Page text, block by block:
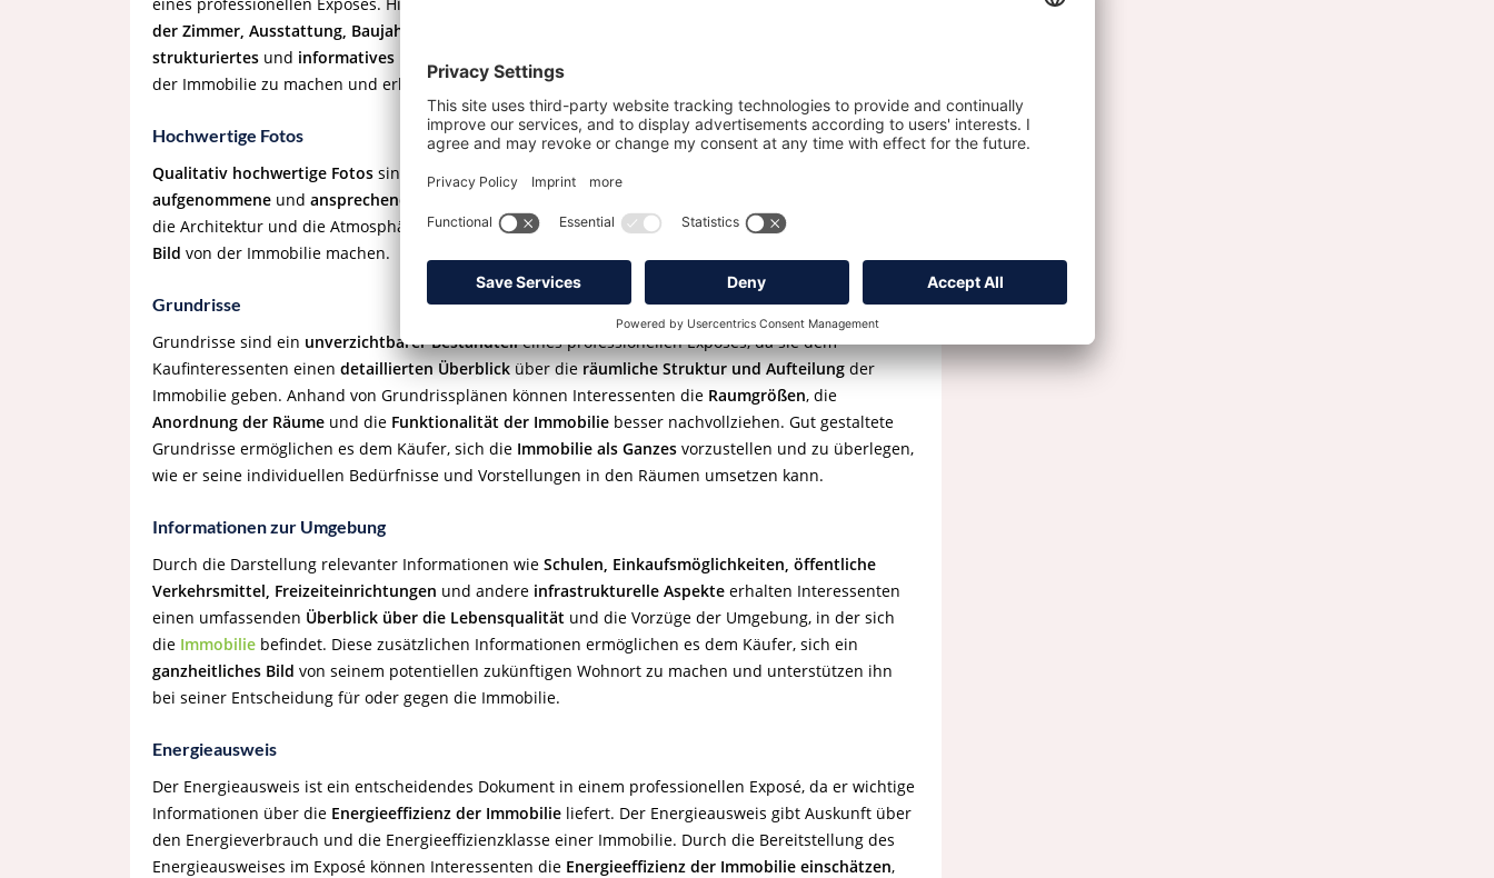
der Zimmer, Ausstattung, Baujahr und Besonderheiten
strukturiertes und informatives Exposé
der Immobilie zu machen und erleichtert ihm dieEntscheidungsfindung
Hochwertige Fotos
Qualitativ hochwertige Fotos sind ein wesentlicher Bestandteil eines professionellen Exposés.
aufgenommene und ansprechend präsentierte Fotos
die Architektur und die Atmosphäre der Immobilie. Potenzielle Käufer können sich so ein
Bild von der Immobilie machen.
Grundrisse
Grundrisse sind ein unverzichtbarer Bestandteileines professionellen Exposés, da sie dem
Kaufinteressenten einen detaillierten Überblicküber dieräumliche Struktur und Aufteilungder
Immobilie geben. Anhand von Grundrissplänen können Interessenten die Raumgrößen, die
Anordnung der Räume und die Funktionalität der Immobilie besser nachvollziehen. Gut gestaltete
Grundrisse ermöglichen es dem Käufer, sich die Immobilie als Ganzes vorzustellen und zu überlegen,
wie er seine individuellen Bedürfnisse und Vorstellungen in den Räumen umsetzen kann.
Informationen zur Umgebung
Durch die Darstellung relevanter Informationen wie Schulen, Einkaufsmöglichkeiten, öffentliche
Verkehrsmittel, Freizeiteinrichtungen und andere infrastrukturelle Aspekte erhalten Interessenten
einen umfassenden Überblick über die Lebensqualität und die Vorzüge der Umgebung, in der sich
die Immobilie befindet. Diese zusätzlichen Informationen ermöglichen es dem Käufer, sich ein
ganzheitliches Bild von seinem potentiellen zukünftigen Wohnort zu machen und unterstützen ihn
bei seiner Entscheidung für oder gegen die Immobilie.
Energieausweis
Der Energieausweis ist ein entscheidendes Dokument in einem professionellen Exposé, da er wichtige
Informationen über die Energieeffizienz der Immobilie liefert. Der Energieausweis gibt Auskunft über
den Energieverbrauch und die Energieeffizienzklasse einer Immobilie. Durch die Bereitstellung des
Energieausweises im Exposé können Interessenten die Energieeffizienz der Immobilie einschätzen,